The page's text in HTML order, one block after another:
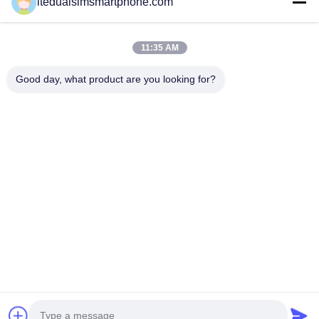
China Android Phone Online Marketplace
11:35 AM
Good day, what product are you looking for?